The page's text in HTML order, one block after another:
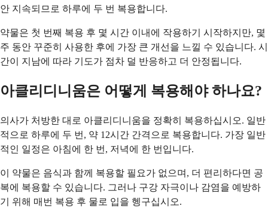
안 지속되므로 하루에 두 번 복용합니다.
약물은 첫 번째 복용 후 몇 시간 이내에 작용하기 시작하지만, 몇
주 동안 꾸준히 사용한 후에 가장 큰 개선을 느낄 수 있습니다. 시
간이 지남에 따라 기도가 점차 덜 반응하고 더 안정됩니다.
아클리디니움은 어떻게 복용해야 하나요?
의사가 처방한 대로 아클리디니움을 정확히 복용하십시오. 일반
적으로 하루에 두 번, 약 12시간 간격으로 복용합니다. 가장 일반
적인 일정은 아침에 한 번, 저녁에 한 번입니다.
이 약물은 음식과 함께 복용할 필요가 없으며, 더 편리하다면 공
복에 복용할 수 있습니다. 그러나 구강 자극이나 감염을 예방하
기 위해 매번 복용 후 물로 입을 헹구십시오.